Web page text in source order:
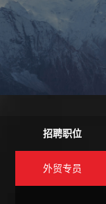
招聘职位
外贸专员